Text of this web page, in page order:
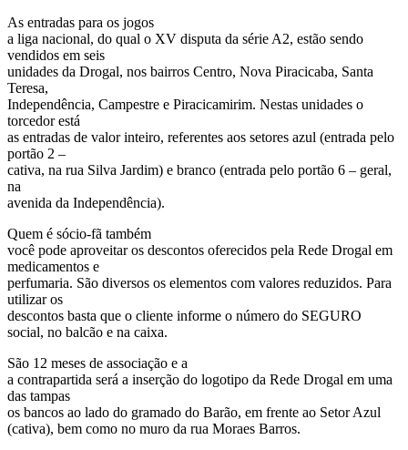
As entradas para os jogos
a liga nacional, do qual o XV disputa da série A2, estão sendo
vendidos em seis
unidades da Drogal, nos bairros Centro, Nova Piracicaba, Santa
Teresa,
Independência, Campestre e Piracicamirim. Nestas unidades o
torcedor está
as entradas de valor inteiro, referentes aos setores azul (entrada pelo
portão 2 –
cativa, na rua Silva Jardim) e branco (entrada pelo portão 6 – geral,
na
avenida da Independência).
Quem é sócio-fã também
você pode aproveitar os descontos oferecidos pela Rede Drogal em
medicamentos e
perfumaria. São diversos os elementos com valores reduzidos. Para
utilizar os
descontos basta que o cliente informe o número do SEGURO
social, no balcão e na caixa.
São 12 meses de associação e a
a contrapartida será a inserção do logotipo da Rede Drogal em uma
das tampas
os bancos ao lado do gramado do Barão, em frente ao Setor Azul
(cativa), bem como no muro da rua Moraes Barros.